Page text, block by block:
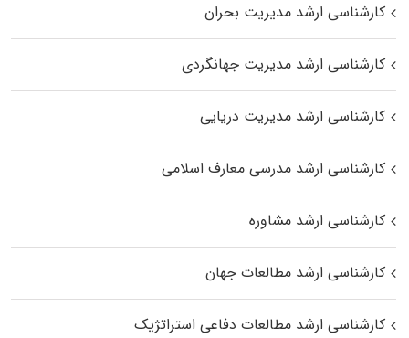
کارشناسی ارشد مدیریت بحران
کارشناسی ارشد مدیریت جهانگردی
کارشناسی ارشد مدیریت دریایی
کارشناسی ارشد مدرسی معارف اسلامی
کارشناسی ارشد مشاوره
کارشناسی ارشد مطالعات جهان
کارشناسی ارشد مطالعات دفاعی استراتژیک